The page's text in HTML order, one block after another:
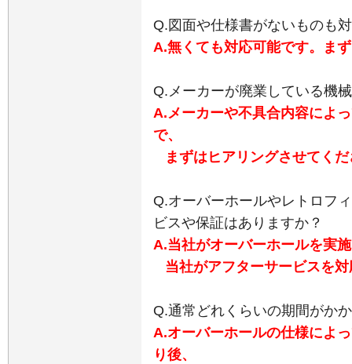
Q.図面や仕様書がないものも
A.無くても対応可能です。ま
Q.メーカーが廃業している機
A.メーカーや不具合内容によ
で、
まずはヒアリングさせてく
Q.オーバーホールやレトロフ
ビスや保証はありますか？
A.当社がオーバーホールを実
当社がアフターサービスを
Q.通常どれくらいの期間がか
A.オーバーホールの仕様によ
り後、